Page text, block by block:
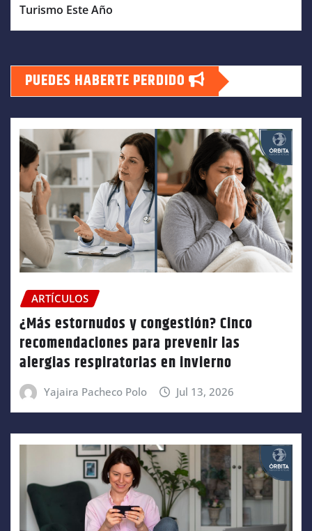
Turismo Este Año
PUEDES HABERTE PERDIDO
ARTÍCULOS
¿Más estornudos y congestión? Cinco
recomendaciones para prevenir las
alergias respiratorias en invierno
Yajaira Pacheco Polo Jul 13, 2026